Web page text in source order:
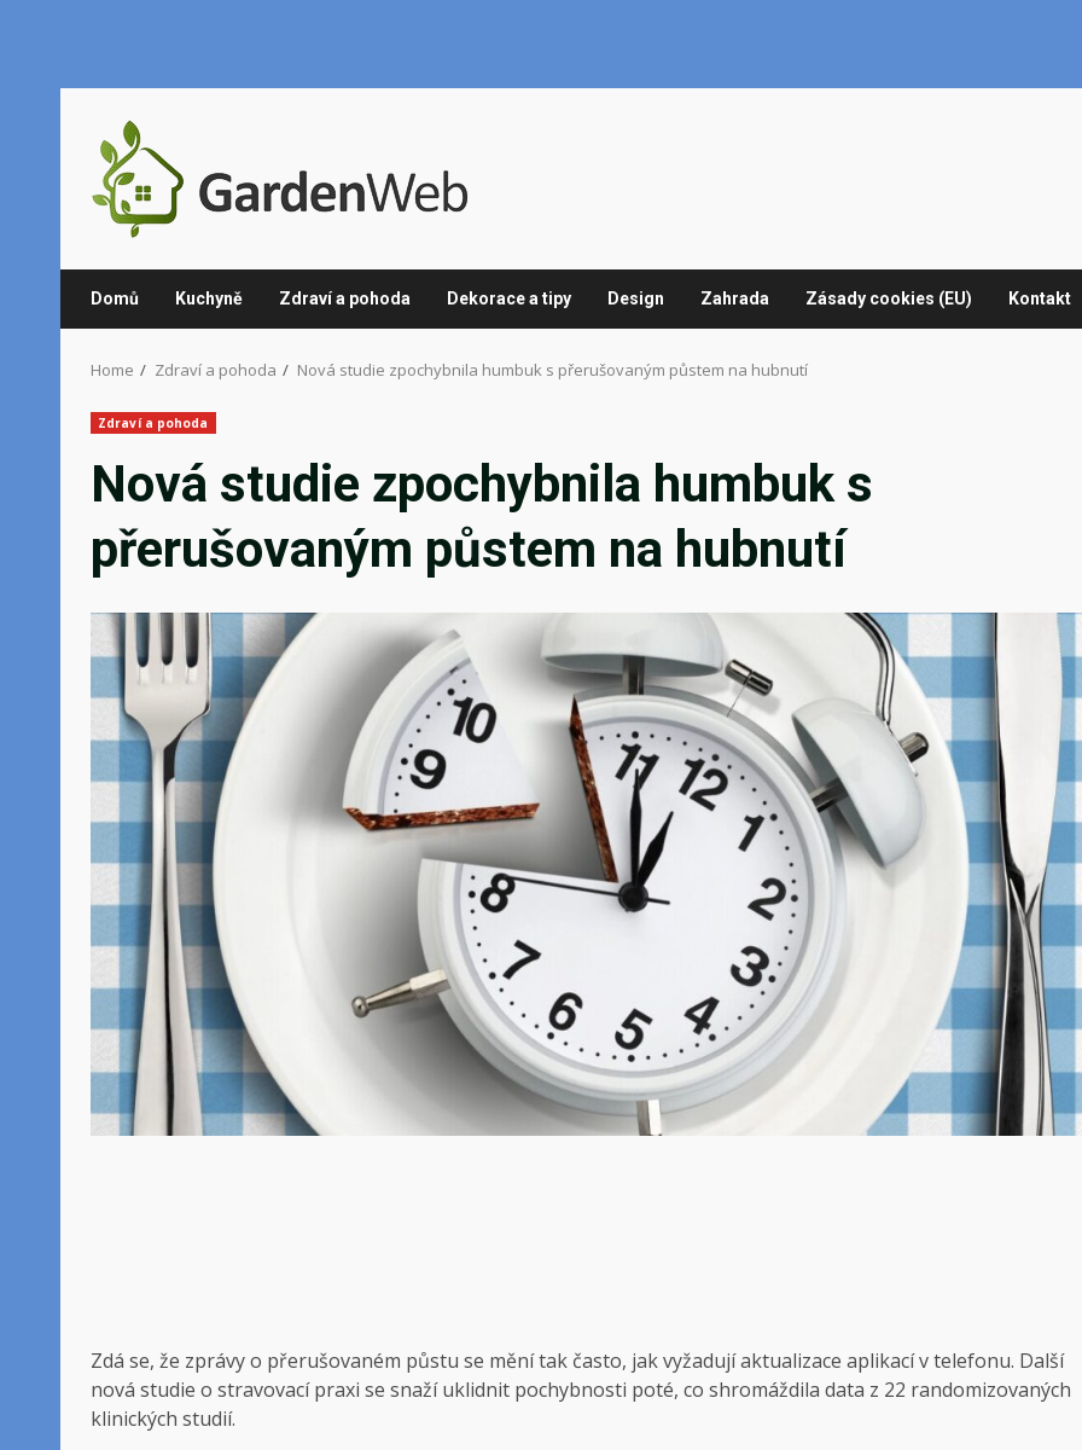
content
Domů Kuchyně Zdraví a pohoda Dekorace a tipy Design Zahrada Zásady cookies (EU) Kontakt
Home Zdraví a pohoda Nová studie zpochybnila humbuk s přerušovaným půstem na hubnutí
Zdraví a pohoda
Nová studie zpochybnila humbuk s
přerušovaným půstem na hubnutí
Zdá se, že zprávy o přerušovaném půstu se mění tak často, jak vyžadují aktualizace aplikací v telefonu. Další
nová studie o stravovací praxi se snaží uklidnit pochybnosti poté, co shromáždila data z 22 randomizovaných
klinických studií.